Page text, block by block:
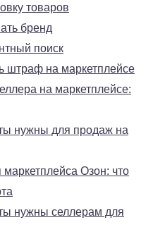
товаров
бренд
поиск
штраф на маркетплейсе
на маркетплейсе:
нужны для продаж на
Озон: что
нужны селлерам для